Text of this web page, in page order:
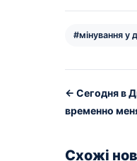
#мінування у
← Сегодня в
временно
Схожі